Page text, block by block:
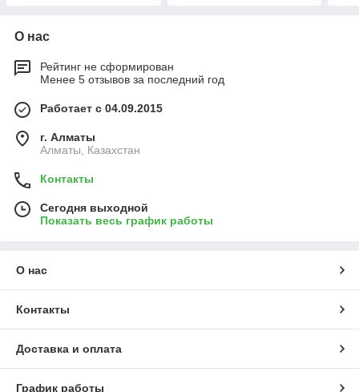
О нас
Рейтинг не сформирован
Менее 5 отзывов за последний год
Работает с 04.09.2015
г. Алматы
Алматы, Казахстан
Контакты
Сегодня выходной
Показать весь график работы
О нас
Контакты
Доставка и оплата
График работы